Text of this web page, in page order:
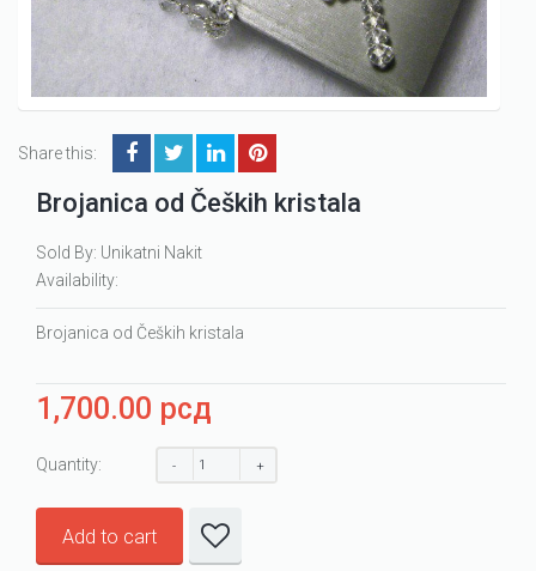
Share this:
Brojanica od Čeških kristala
Sold By: Unikatni Nakit
Availability:
Brojanica od Čeških kristala
1,700.00 рсд
Quantity:
Add to cart